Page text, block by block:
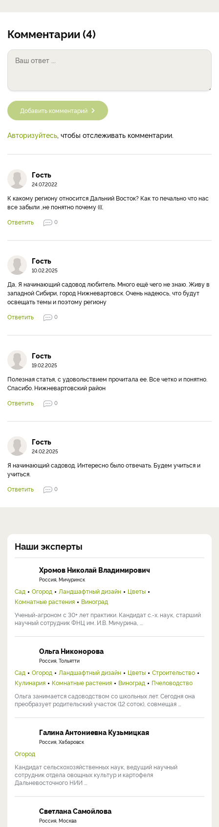
Комментарии (4)
Добавить комментарий
Авторизуйтесь , чтобы отслеживать комментарии.
Гость
24.07.2022
К какому региону относится Дальний Восток? Как то печально что нас
все забыли ,не понятно почему (((.
Ответить
0
Гость
10.02.2025
Да, Я начинающий садовод любитель. Много ещё чего не знаю. Живу в
западной Сибири, город Нижневартовск. Очень надеюсь, что будут
освещать темы и поэтому региону
Ответить
0
Гость
19.02.2025
Полезная статья, с удовольствием прочитала ее. Все четко и понятно.
Спасибо. Нижневартовский район
Ответить
0
Гость
24.02.2025
Я начинающий садовод. Интересно было отвечать. Будем учиться и
учиться.
Ответить
0
Наши эксперты
Хромов Николай Владимирович
Россия, Мичуринск
Сад Огород Ландшафтный дизайн
Цветы
Комнатные растения
Виноград
Ученый-агроном с 30+ лет практики. Кандидат с.-х. наук, старший
научный сотрудник ФНЦ им. И.В. Мичурина, ...
Ольга Никонорова
Россия, Тольятти
Сад Огород Ландшафтный дизайн Цветы
Строительство
Кулинария
Комнатные растения Виноград
Пчеловодство
Ольга занимается садоводством со школьных лет. Сегодня она
преобразует родительский участок (12 соток), совмещая ...
Галина Антониевна Кузьмицкая
Россия, Хабаровск
Огород
Кандидат сельскохозяйственных наук, ведущий научный
сотрудник отдела овощных культур и картофеля
Дальневосточного НИИ ...
Светлана Самойлова
Россия, Москва